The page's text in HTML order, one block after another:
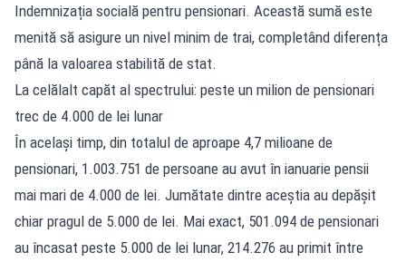
Indemnizația socială pentru pensionari. Această sumă este
menită să asigure un nivel minim de trai, completând diferența
până la valoarea stabilită de stat.
La celălalt capăt al spectrului: peste un milion de pensionari
trec de 4.000 de lei lunar
În același timp, din totalul de aproape 4,7 milioane de
pensionari, 1.003.751 de persoane au avut în ianuarie pensii
mai mari de 4.000 de lei. Jumătate dintre aceștia au depășit
chiar pragul de 5.000 de lei. Mai exact, 501.094 de pensionari
au încasat peste 5.000 de lei lunar, 214.276 au primit între